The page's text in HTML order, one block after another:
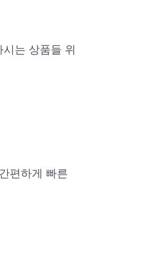
는 상품들 위
편하게 빠른